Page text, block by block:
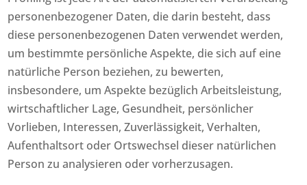
personenbezogener Daten, die darin besteht, dass
diese personenbezogenen Daten verwendet werden,
um bestimmte persönliche Aspekte, die sich auf eine
natürliche Person beziehen, zu bewerten,
insbesondere, um Aspekte bezüglich Arbeitsleistung,
wirtschaftlicher Lage, Gesundheit, persönlicher
Vorlieben, Interessen, Zuverlässigkeit, Verhalten,
Aufenthaltsort oder Ortswechsel dieser natürlichen
Person zu analysieren oder vorherzusagen.